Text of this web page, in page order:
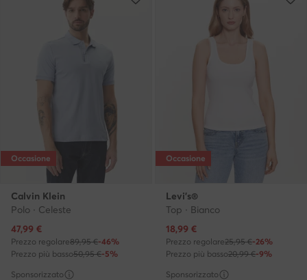
Occasione
Calvin Klein
Polo · Celeste
Prezzo attuale
47,99 €
Prezzo regolare89,95 €-46%
Prezzo più basso50,95 €-5%
Occasione
Levi's®
Top · Bianco
Prezzo attuale
18,99 €
Prezzo regolare25,95 €-26%
Prezzo più basso20,99 €-9%
Sponsorizzato
Sponsorizzato